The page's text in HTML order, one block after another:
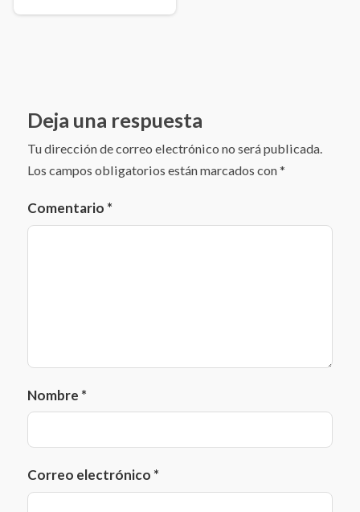
Deja una respuesta
Tu dirección de correo electrónico no será publicada.
Los campos obligatorios están marcados con*
Comentario *
Nombre *
Correo electrónico *